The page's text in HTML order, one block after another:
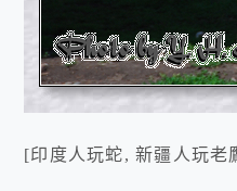
[印度人玩蛇, 新疆人玩